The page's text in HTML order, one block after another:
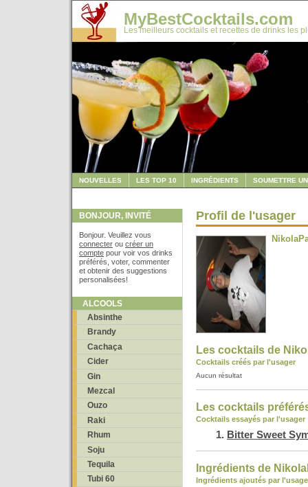
MyBestCocktails.com
Les meilleurs cocktails et recettes de drinks les
NOUVELLES LES TOP 10 INGRÉDIENTS SOUMETTRE
BONJOUR, INVITÉ
Bonjour. Veuillez vous
connecter ou créer un
compte pour voir vos drinks
préférés, voter, commenter
et obtenir des suggestions
personalisées!
ALCOOLS
Absinthe
Brandy
Cachaça
Cider
Gin
Mezcal
Ouzo
Raki
Rhum
Soju
Tequila
Tubi 60
Profil de l'usager
Les cocktails de
Cocktails créés par l'usager
Aucun résultat
Les cocktails
Cocktails essayés par l'usager
Bitter Sweet
Ingrédients de
Ingrédients ajoutés par